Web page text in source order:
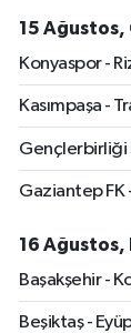
15 Ağustos,
Konyaspor -
Kasımpaşa -
Gençlerbirliği
Gaziantep FK
16 Ağustos,
Başakşehir -
Beşiktaş -